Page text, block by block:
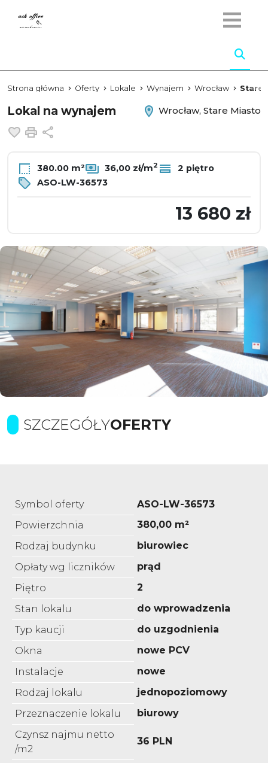
Strona główna Oferty Lokale Wynajem Wrocław Stare
Lokal na wynajem
Wrocław, Stare Miasto
Dodaj do ulubionych
Drukuj
380.00 m² 36,00 zł/m2
2 piętro
ASO-LW-36573
13 680 zł
SZCZEGÓŁYOFERTY
Symbol oferty
ASO-LW-36573
Powierzchnia
380,00 m²
Rodzaj budynku
biurowiec
Opłaty wg liczników
prąd
Piętro
2
Stan lokalu
do wprowadzenia
Typ kaucji
do uzgodnienia
Okna
nowe PCV
Instalacje
nowe
Rodzaj lokalu
jednopoziomowy
Przeznaczenie lokalu
biurowy
Czynsz najmu netto
/m2
36 PLN